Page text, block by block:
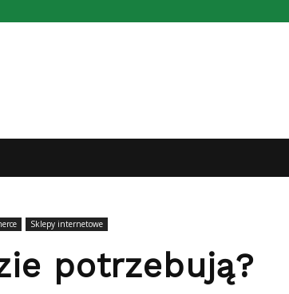
Sklepy internetowe
potrzebują?